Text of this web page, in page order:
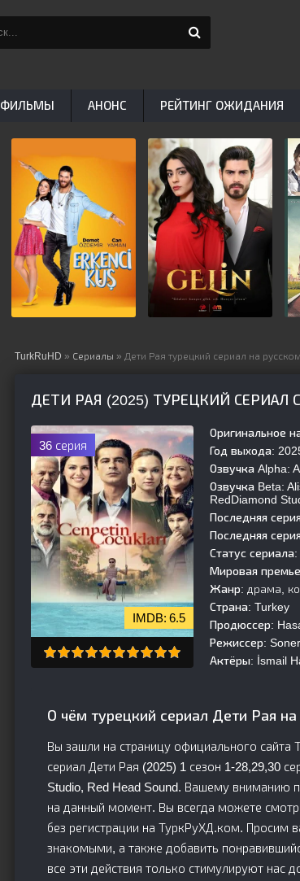
TurkRuHD » Сериалы » Дети Рая турецкий сериал на
ДЕТИ РАЯ (2025) ТУРЕЦКИЙ СЕРИАЛ
36 серия
6.5
Оригинальное
Год выхода:
Озвучка Alpha:
Озвучка Beta:
RedDiamond
Последняя
Последняя
Статус сериала:
Мировая
Жанр: драма,
Страна: Turkey
Продюссер:
Режиссер:
Актёры: İsmail
О чём турецкий сериал Дети Рая
Вы зашли на страницу официального
сериал Дети Рая (2025) 1 сезон 1-28,29,30
Studio, Red Head Sound. Вашему вниманию
на данный момент. Вы всегда можете
без регистрации на ТуркРуХД.ком. Просим
знакомыми, а также добавить
все эти действия только стимулируют нас
ФИЛЬМЫ АНОНС РЕЙТИНГ ОЖИДАНИЯ